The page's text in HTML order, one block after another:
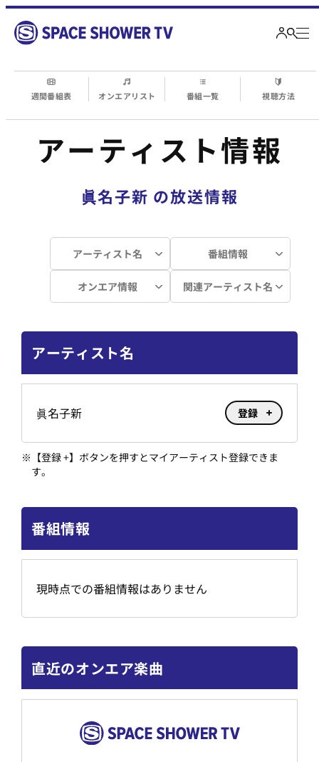
週間番組表 オンエアリスト 番組一覧 視聴方法
アーティスト情報
眞名子新 の放送情報
アーティスト名 番組情報
オンエア情報 関連アーティスト名
アーティスト名
眞名子新 登録
※ 【登録 +】ボタンを押すとマイアーティスト登録できま
す。
番組情報
現時点での番組情報はありません
直近のオンエア楽曲